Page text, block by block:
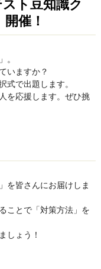
ト豆知識ク
催！
。
いますか？
式で出題します。
を応援します。ぜひ挑
を皆さんにお届けしま
ことで「対策方法」を
しょう！